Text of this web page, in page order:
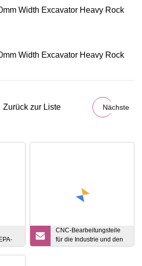
Zurück zur Liste Nächste
CNC-Bearbeitungsteile
für die Industrie und den
Einsatz in